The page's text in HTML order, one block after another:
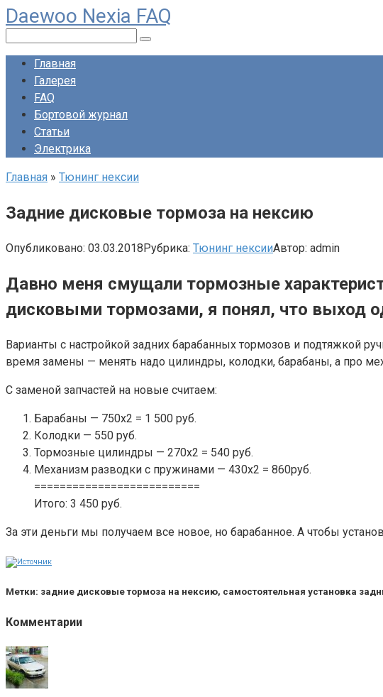
Перейти
к
контенту
Daewoo Nexia FAQ
Главная
Галерея
FAQ
Бортовой журнал
Статьи
Электрика
Главная » Тюнинг нексии
Задние дисковые тормоза на нексию
Опубликовано: 03.03.2018Рубрика: Тюнинг нексииАвтор: admin
Давно меня смущали тормозные
дисковыми тормозами, я понял, что выход
Варианты с настройкой задних барабанных тормозов и подтяжкой
время замены — менять надо цилиндры, колодки, барабаны, а про
С заменой запчастей на новые считаем:
Барабаны — 750х2 = 1 500 руб.
Колодки — 550 руб.
Тормозные цилиндры — 270х2 = 540 руб.
Механизм разводки с пружинами — 430х2 = 860руб.
==========================
Итого: 3 450 руб.
За эти деньги мы получаем все новое, но барабанное. А чтобы
Метки: задние дисковые тормоза на нексию, самостоятельная установка
Комментарии